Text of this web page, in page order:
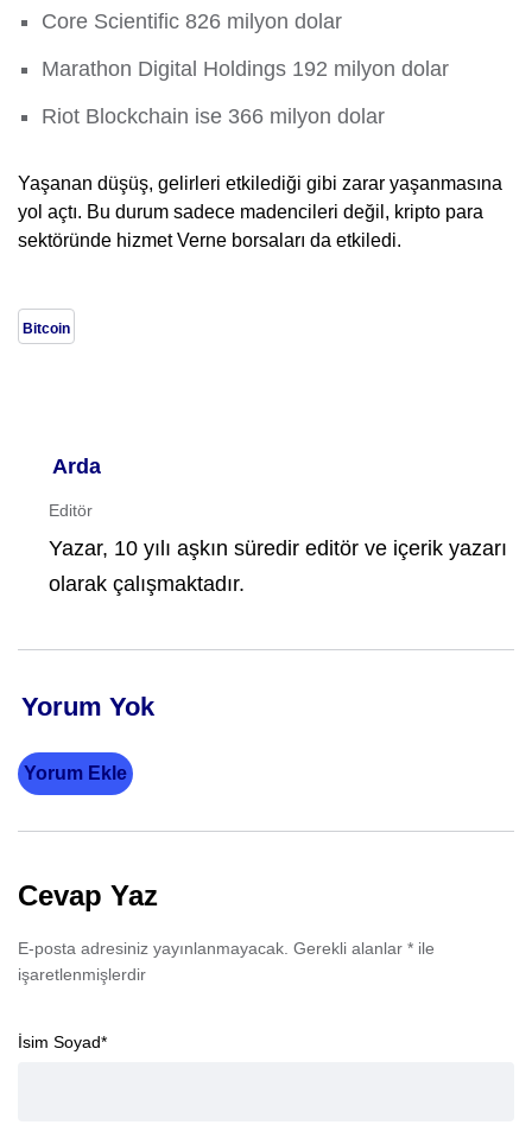
Core Scientific 826 milyon dolar
Marathon Digital Holdings 192 milyon dolar
Riot Blockchain ise 366 milyon dolar
Yaşanan düşüş, gelirleri etkilediği gibi zarar yaşanmasına
yol açtı. Bu durum sadece madencileri değil, kripto para
sektöründe hizmet Verne borsaları da etkiledi.
Bitcoin
Arda
Editör
Yazar, 10 yılı aşkın süredir editör ve içerik yazarı
olarak çalışmaktadır.
Yorum Yok
Yorum Ekle
Cevap Yaz
E-posta adresiniz yayınlanmayacak. Gerekli alanlar * ile
işaretlenmişlerdir
İsim Soyad*